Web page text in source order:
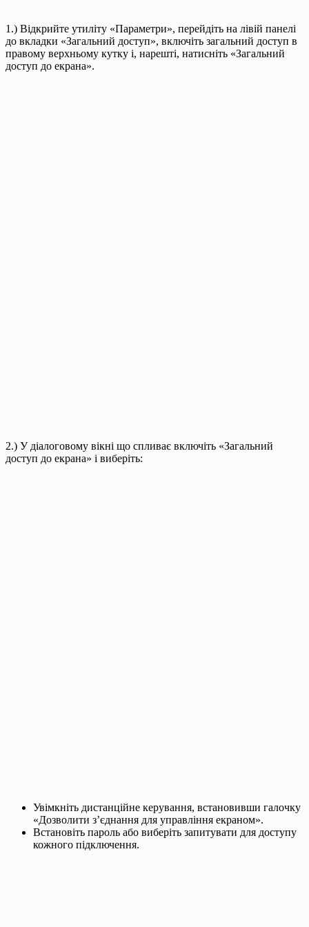
1.) Відкрийте утиліту «Параметри», перейдіть на лівій панелі
до вкладки «Загальний доступ», включіть загальний доступ в
правому верхньому кутку і, нарешті, натисніть «Загальний
доступ до екрана».
2.) У діалоговому вікні що спливає включіть «Загальний
доступ до екрана» і виберіть:
Увімкніть дистанційне керування, встановивши галочку
«Дозволити з’єднання для управління екраном».
Встановіть пароль або виберіть запитувати для доступу
кожного підключення.